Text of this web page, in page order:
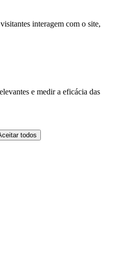
interagem com o site,
e medir a eficácia das
todos